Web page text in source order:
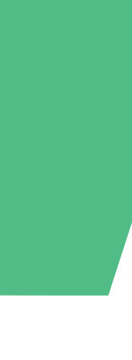
per gebruik met